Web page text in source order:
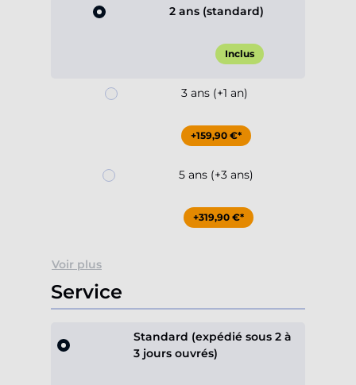
2 ans (standard)
Inclus
3 ans (+1 an)
+159,90 €*
5 ans (+3 ans)
+319,90 €*
Voir plus
Service
Standard (expédié sous 2 à
3 jours ouvrés)